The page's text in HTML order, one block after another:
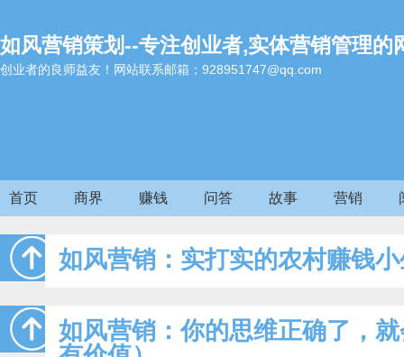
如风营销策划--专注创业者,实体营销管理的
创业者的良师益友！网站联系邮箱；928951747@qq.com
首页 商界 赚钱 问答 故事 营销
如风营销：实打实的农村赚钱
如风营销：你的思维正确了，